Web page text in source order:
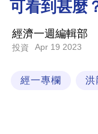
商
業
科
可看到甚麼
經濟一週編輯部
投資 Apr 19 2023
經一專欄 洪